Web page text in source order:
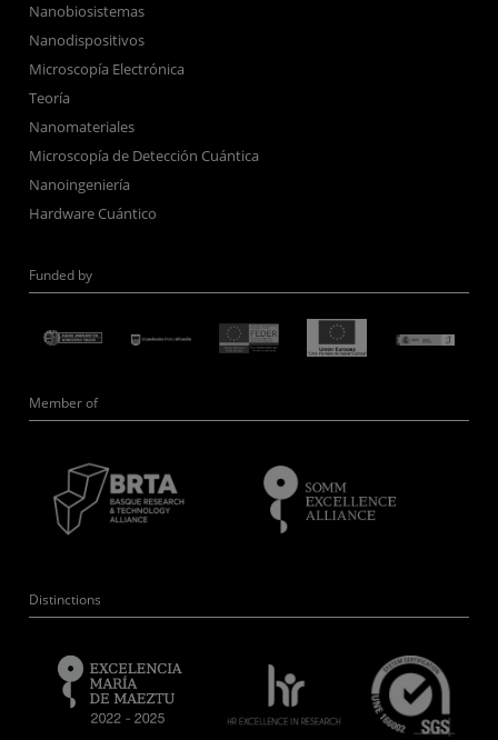
Nanobiosistemas
Nanodispositivos
Microscopía Electrónica
Teoría
Nanomateriales
Microscopía de Detección Cuántica
Nanoingeniería
Hardware Cuántico
Funded by
Member of
Distinctions